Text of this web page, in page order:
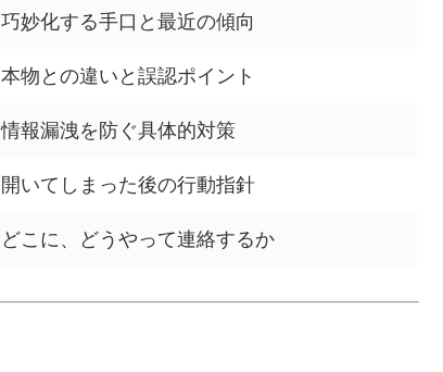
巧妙化する手口と最近の傾向
本物との違いと誤認ポイント
情報漏洩を防ぐ具体的対策
開いてしまった後の行動指針
どこに、どうやって連絡するか